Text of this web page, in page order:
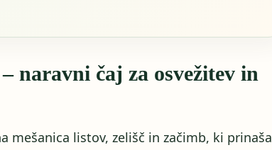
naravni čaj za osvežitev in
mešanica listov, zelišč in začimb, ki prinaša